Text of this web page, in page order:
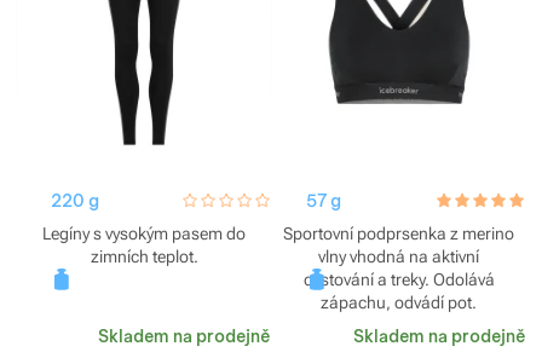
220 g hodnoceni_zakazniku
0 / 5
Legíny s vysokým pasem do
zimních teplot.
Skladem na prodejně
57 g
5.0 / 5
Sportovní podprsenka z merino
vlny vhodná na aktivní
cestování a treky. Odolává
zápachu, odvádí pot.
Skladem na prodejně